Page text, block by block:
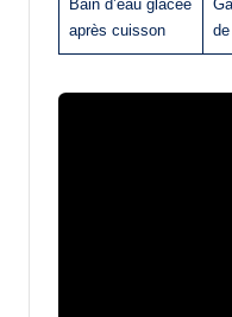
Bain d’eau glacée
après cuisson